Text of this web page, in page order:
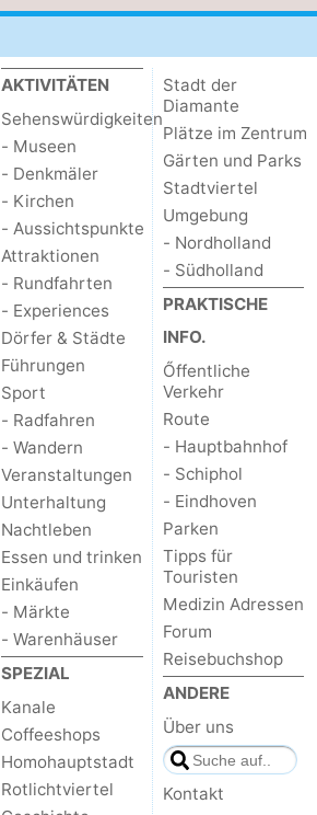
AKTIVITÄTEN
Sehenswürdigkeiten
- Museen
- Denkmäler
- Kirchen
- Aussichtspunkte
Attraktionen
- Rundfahrten
- Experiences
Dörfer & Städte
Führungen
Sport
- Radfahren
- Wandern
Veranstaltungen
Unterhaltung
Nachtleben
Essen und trinken
Einkäufen
- Märkte
- Warenhäuser
SPEZIAL
Kanale
Coffeeshops
Homohauptstadt
Rotlichtviertel
Stadt der
Diamante
Plätze im Zentrum
Gärten und Parks
Stadtviertel
Umgebung
- Nordholland
- Südholland
PRAKTISCHE
INFO.
Őffentliche
Verkehr
Route
- Hauptbahnhof
- Schiphol
- Eindhoven
Parken
Tipps für
Touristen
Medizin Adressen
Forum
Reisebuchshop
ANDERE
Über uns
Kontakt